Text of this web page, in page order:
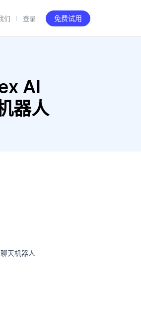
们 登录 免费试用
AI
器人
天机器人